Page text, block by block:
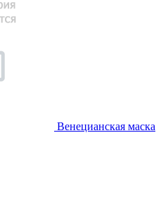
Венецианская маска